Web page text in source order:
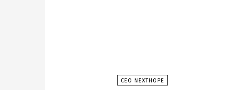
CEO NEXTHOPE